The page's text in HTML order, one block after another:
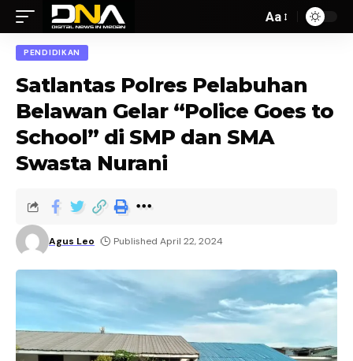
Aa
PENDIDIKAN
Satlantas Polres Pelabuhan
Belawan Gelar “Police Goes to
School” di SMP dan SMA
Swasta Nurani
Agus Leo Published April 22, 2024